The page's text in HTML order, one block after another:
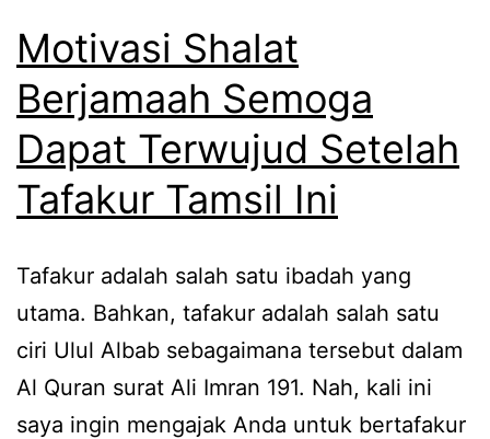
Motivasi Shalat
Berjamaah Semoga
Dapat Terwujud Setelah
Tafakur Tamsil Ini
Tafakur adalah salah satu ibadah yang
utama. Bahkan, tafakur adalah salah satu
ciri Ulul Albab sebagaimana tersebut dalam
Al Quran surat Ali Imran 191. Nah, kali ini
saya ingin mengajak Anda untuk bertafakur